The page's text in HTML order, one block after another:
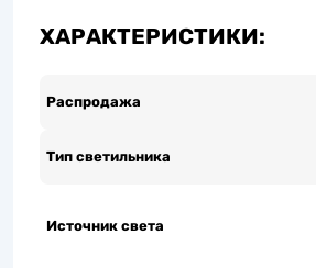
ХАРАКТЕРИСТИКИ:
Распродажа
Тип светильника
Источник света